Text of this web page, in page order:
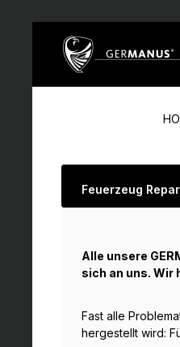
Feuerzeug
Alle unsere
sich an uns. Wir
Fast alle
hergestellt wird: